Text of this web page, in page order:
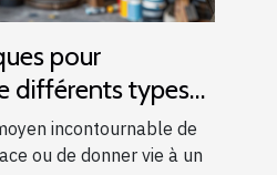
pour
différents types
incontournable de
ou de donner vie à un